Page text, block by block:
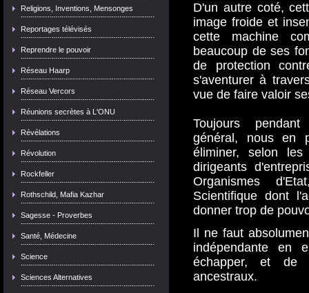
Religions, Inventions, Mensonges
Reportages télévisés
Reprendre le pouvoir
Réseau Haarp
Réseau Vercors
Réunions secrètes à L'ONU
Révélations
Révolution
Rockfeller
Rothschild, Mafia Kazhar
Sagesse - Proverbes
Santé, Médecine
Science
Sciences Alternatives
D'un autre coté,
image froide et
cette machine
beaucoup de ses
de protection
s'aventurer à
vue de faire valoir
Toujours
général, nous en
éliminer, selon
dirigeants
Organismes
Scientifique dont
donner trop de
Il ne faut
indépendante en
échapper, et de
ancestraux.